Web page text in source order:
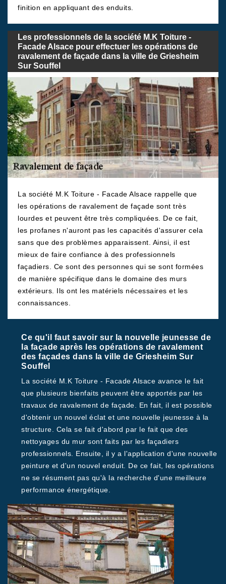
finition en appliquant des enduits.
Les professionnels de la société M.K Toiture -
Facade Alsace pour effectuer les opérations de
ravalement de façade dans la ville de Griesheim
Sur Souffel
La société M.K Toiture - Facade Alsace rappelle que
les opérations de ravalement de façade sont très
lourdes et peuvent être très compliquées. De ce fait,
les profanes n'auront pas les capacités d'assurer cela
sans que des problèmes apparaissent. Ainsi, il est
mieux de faire confiance à des professionnels
façadiers. Ce sont des personnes qui se sont formées
de manière spécifique dans le domaine des murs
extérieurs. Ils ont les matériels nécessaires et les
connaissances.
Ce qu'il faut savoir sur la nouvelle jeunesse de
la façade après les opérations de ravalement
des façades dans la ville de Griesheim Sur
Souffel
La société M.K Toiture - Facade Alsace avance le fait
que plusieurs bienfaits peuvent être apportés par les
travaux de ravalement de façade. En fait, il est possible
d'obtenir un nouvel éclat et une nouvelle jeunesse à la
structure. Cela se fait d'abord par le fait que des
nettoyages du mur sont faits par les façadiers
professionnels. Ensuite, il y a l'application d'une nouvelle
peinture et d'un nouvel enduit. De ce fait, les opérations
ne se résument pas qu'à la recherche d'une meilleure
performance énergétique.